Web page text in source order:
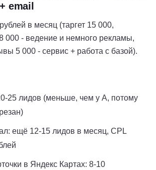
email
в месяц (таргет 15 000,
000 - ведение и немного рекламы,
5 000 - сервис + работа с базой).
25 лидов (меньше, чем у А, потому
ещё 12-15 лидов в месяц, CPL
в Яндекс Картах: 8-10